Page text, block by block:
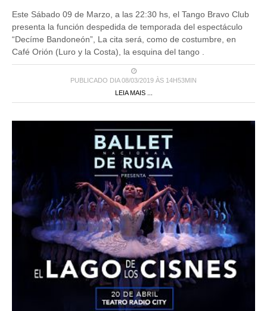
Este Sábado 09 de Marzo, a las 22:30 hs, el Tango Bravo Club
presenta la función despedida de temporada del espectáculo
“Decíme Bandoneón”, La cita será, como de costumbre, en
Café Orión (Luro y la Costa), la esquina del tango .
PUBLICADO DIA 08/03/2019 ÀS 14H53MIN
LEIA MAIS ...